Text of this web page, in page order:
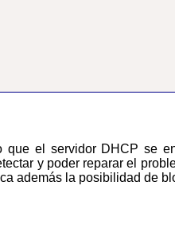
y poder reparar el
además la posibilidad de